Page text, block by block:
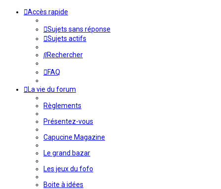
Accès rapide
Sujets sans réponse
Sujets actifs
Rechercher
FAQ
La vie du forum
Règlements
Présentez-vous
Capucine Magazine
Le grand bazar
Les jeux du fofo
Boite à idées